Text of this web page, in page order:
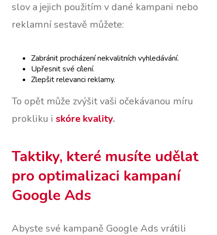
slov a jejich použitím v dané kampani nebo
reklamní sestavě můžete:
Zabránit procházení nekvalitních vyhledávání.
Upřesnit své cílení.
Zlepšit relevanci reklamy.
To opět může zvýšit vaši očekávanou míru
prokliku i skóre kvality.
Taktiky, které musíte udělat
pro optimalizaci kampaní
Google Ads
Abyste své kampaně Google Ads vrátili